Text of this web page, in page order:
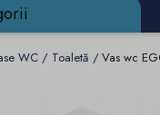
WC / Toaletă Vas wc